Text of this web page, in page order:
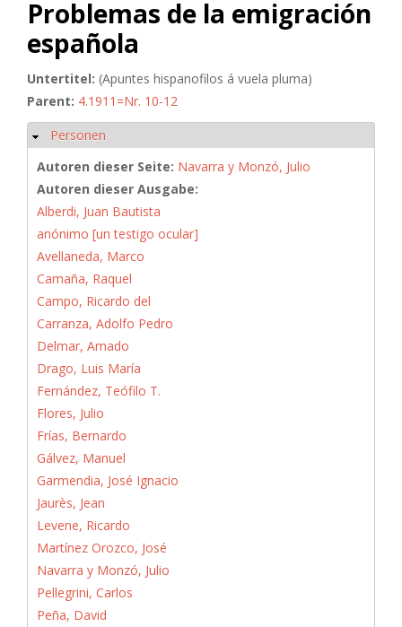
Problemas de la emigración
española
Untertitel: (Apuntes hispanofilos á vuela pluma)
Parent: 4.1911=Nr. 10-12
Ausblenden
Personen
Autoren dieser Seite: Navarra y Monzó, Julio
Autoren dieser Ausgabe:
Alberdi, Juan Bautista
anónimo [un testigo ocular]
Avellaneda, Marco
Camaña, Raquel
Campo, Ricardo del
Carranza, Adolfo Pedro
Delmar, Amado
Drago, Luis María
Fernández, Teófilo T.
Flores, Julio
Frías, Bernardo
Gálvez, Manuel
Garmendia, José Ignacio
Jaurès, Jean
Levene, Ricardo
Martínez Orozco, José
Navarra y Monzó, Julio
Pellegrini, Carlos
Peña, David